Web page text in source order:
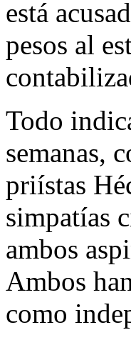
está
pesos al
Todo
semanas,
priístas
simpatías
ambos
Ambos
como